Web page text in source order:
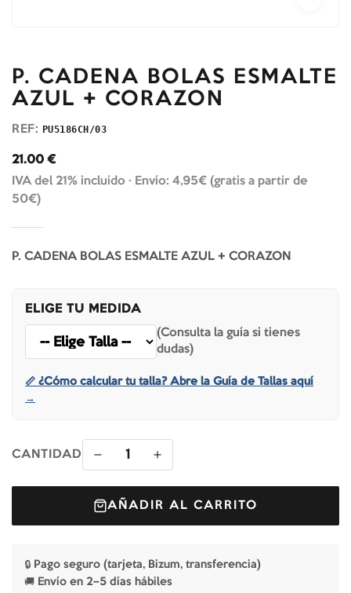
P. CADENA BOLAS ESMALTE
AZUL + CORAZON
REF: PU5186CH/03
21.00 €
IVA del 21% incluido · Envío: 4,95€ (gratis a partir de
50€)
P. CADENA BOLAS ESMALTE AZUL + CORAZON
ELIGE TU MEDIDA
(Consulta la guía si tienes
dudas)
📏 ¿Cómo calcular tu talla? Abre la Guía de Tallas aquí
→
CANTIDAD 1
AÑADIR AL CARRITO
🔒 Pago seguro (tarjeta, Bizum, transferencia)
🚚 Envío en 2–5 días hábiles